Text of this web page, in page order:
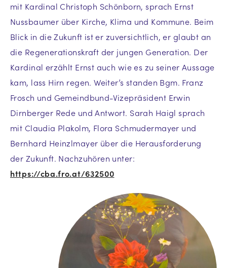
mit Kardinal Christoph Schönborn, sprach Ernst
Nussbaumer über Kirche, Klima und Kommune. Beim
Blick in die Zukunft ist er zuversichtlich, er glaubt an
die Regenerationskraft der jungen Generation. Der
Kardinal erzählt Ernst auch wie es zu seiner Aussage
kam, lass Hirn regen. Weiter’s standen Bgm. Franz
Frosch und Gemeindbund-Vizepräsident Erwin
Dirnberger Rede und Antwort. Sarah Haigl sprach
mit Claudia Plakolm, Flora Schmudermayer und
Bernhard Heinzlmayer über die Herausforderung
der Zukunft. Nachzuhören unter:
https://cba.fro.at/632500